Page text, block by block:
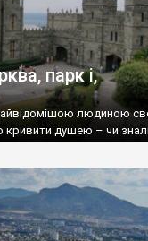
парк і,
людиною
кривити душею – чи